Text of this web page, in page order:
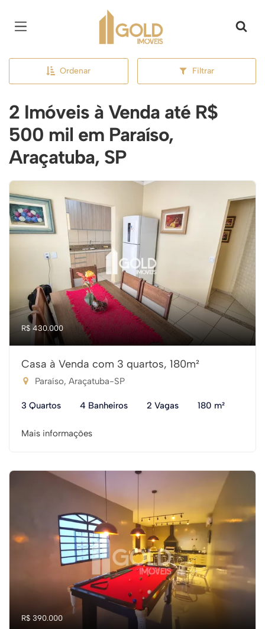
Página inicial
Ordenar Filtrar
2 Imóveis à Venda até R$
500 mil em Paraíso,
Araçatuba, SP
R$ 430.000
Casa à Venda com 3 quartos, 180m²
Paraíso, Araçatuba-SP
3 Quartos 4 Banheiros 2 Vagas 180 m²
Mais informações
R$ 390.000